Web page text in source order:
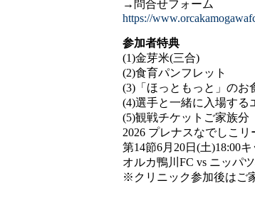
→問合せフォーム
https://
参加者特典
(1)金芽米(三合)
(2)食育パンフレット
(3)「ほっともっと」のお
(4)選手と一緒に入場する
(5)観戦チケットご家族分
2026 プレナスなでしこリ
第14節6月20日(土)18:00
オルカ鴨川FC vs ニッパ
※クリニック参加後はご